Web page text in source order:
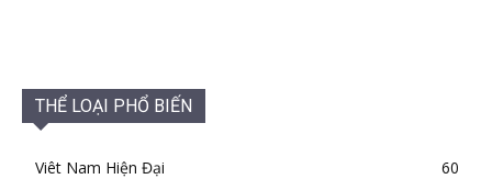
THỂ LOẠI PHỔ BIẾN
Viêt Nam Hiện Đại
60